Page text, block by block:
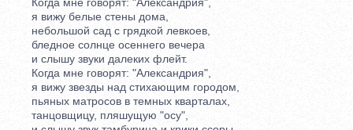
я вижу белые стены дома,
небольшой сад с грядкой левкоев,
бледное солнце осеннего вечера
и слышу звуки далеких флейт.
Когда мне говорят: "Александрия",
я вижу звезды над стихающим городом,
пьяных матросов в темных кварталах,
танцовщицу, пляшущую "осу",